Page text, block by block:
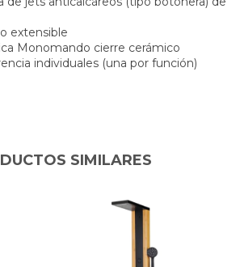
extensible
Monomando cierre cerámico
individuales (una por función)
SIMILARES